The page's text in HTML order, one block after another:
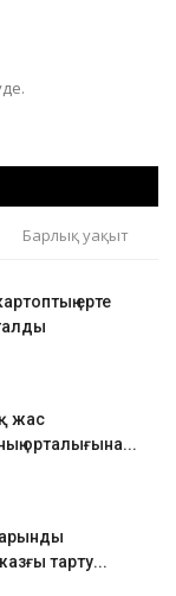
Барлық уақыт
ерте
жас
орталығына...
тарту...